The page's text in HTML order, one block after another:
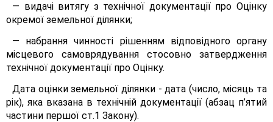
— видачі витягу з технічної документації про Оцінку
окремої земельної ділянки;
— набрання чинності рішенням відповідного органу
місцевого самоврядування стосовно затвердження
технічної документації про Оцінку.
Дата оцінки земельної ділянки - дата (число, місяць та
рік), яка вказана в технічній документації (абзац п’ятий
частини першої ст.1 Закону).